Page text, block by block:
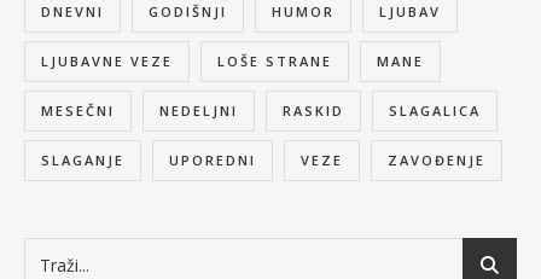
DNEVNI GODIŠNJI HUMOR LJUBAV
LJUBAVNE VEZE LOŠE STRANE MANE
MESEČNI NEDELJNI RASKID SLAGALICA
SLAGANJE UPOREDNI VEZE ZAVOĐENJE